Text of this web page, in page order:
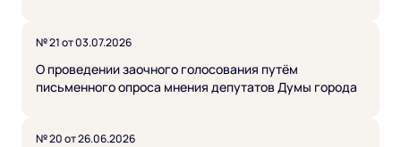
№ 21 от 03.07.2026
О проведении заочного голосования путём
письменного опроса мнения депутатов Думы города
№ 20 от 26.06.2026